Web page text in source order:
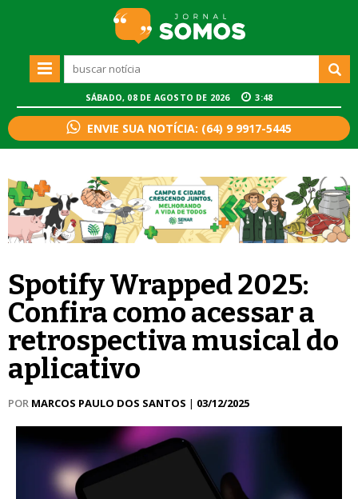
SÁBADO, 08 DE AGOSTO DE 2026 3:48
ENVIE SUA NOTÍCIA: (64) 9 9917-5445
Spotify Wrapped 2025:
Confira como acessar a
retrospectiva musical do
aplicativo
POR MARCOS PAULO DOS SANTOS | 03/12/2025